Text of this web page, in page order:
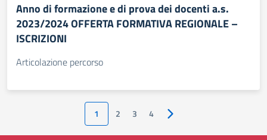
Anno di formazione e di prova dei docenti a.s.
2023/2024 OFFERTA FORMATIVA REGIONALE –
ISCRIZIONI
Articolazione percorso
1 2 3 4 Pagina successiva